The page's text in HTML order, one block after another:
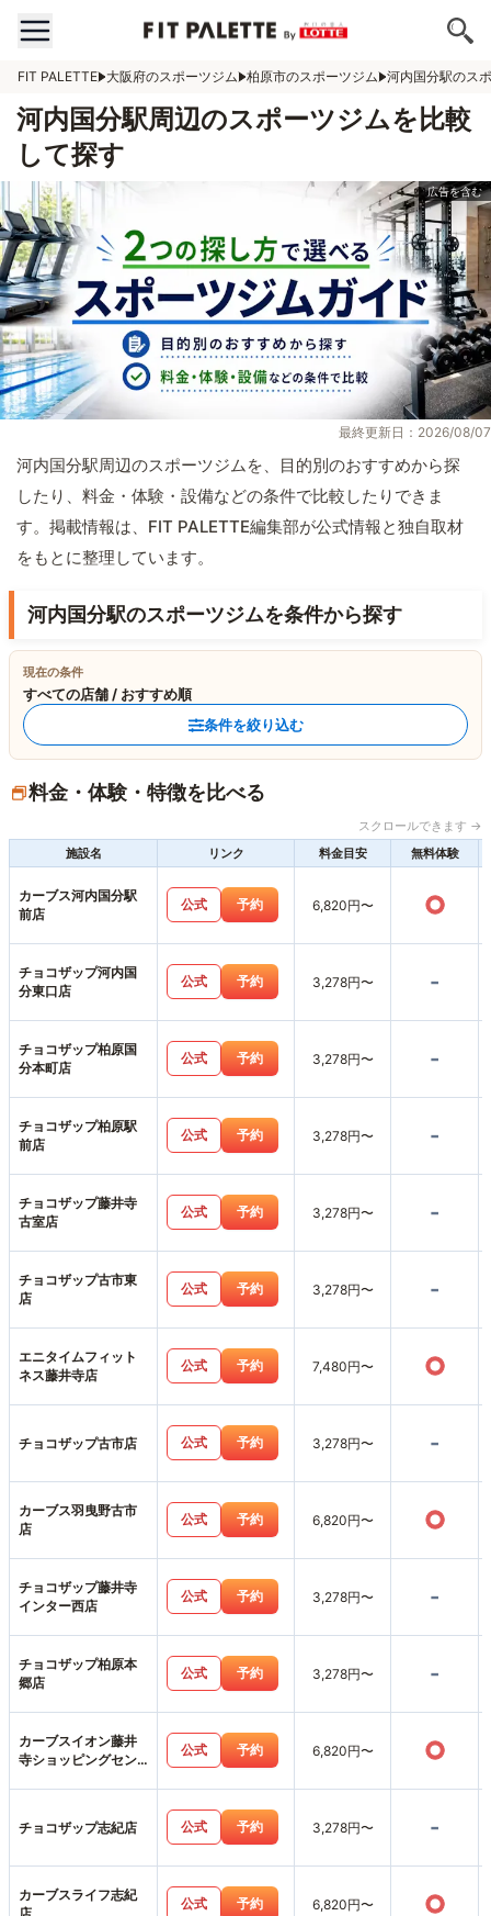
FIT PALETTE 大阪府のスポーツジム 柏原市のスポーツジム 河内国分駅のス
河内国分駅周辺のスポーツジムを比較
して探す
最終更新日：2026/08/07
河内国分駅周辺のスポーツジムを、目的別のおすすめから探
したり、料金・体験・設備などの条件で比較したりできま
す。掲載情報は、FIT PALETTE編集部が公式情報と独自取材
をもとに整理しています。
河内国分駅のスポーツジムを条件から探す
現在の条件
すべての店舗 / おすすめ順
条件を絞り込む
料金・体験・特徴を比べる
スクロールできます →
施設名
リンク 料金目安 無料体験
カーブス河内国分駅
前店
公式 予約 6,820円〜 ○
チョコザップ河内国
分東口店
公式 予約 3,278円〜 -
チョコザップ柏原国
分本町店
公式 予約 3,278円〜 -
チョコザップ柏原駅
前店
公式 予約 3,278円〜 -
チョコザップ藤井寺
古室店
公式 予約 3,278円〜 -
チョコザップ古市東
店
公式 予約 3,278円〜 -
エニタイムフィット
ネス藤井寺店
公式 予約 7,480円〜 ○
チョコザップ古市店 公式 予約 3,278円〜 -
カーブス羽曳野古市
店
公式 予約 6,820円〜 ○
チョコザップ藤井寺
インター西店
公式 予約 3,278円〜 -
チョコザップ柏原本
郷店
公式 予約 3,278円〜 -
カーブスイオン藤井
寺ショッピングセン
公式 予約 6,820円〜 ○
チョコザップ志紀店 公式 予約 3,278円〜 -
カーブスライフ志紀
公式 予約 6,820円〜 ○